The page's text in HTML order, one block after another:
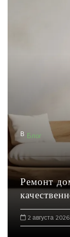
В Блог
Ремонт
2 августа 2026